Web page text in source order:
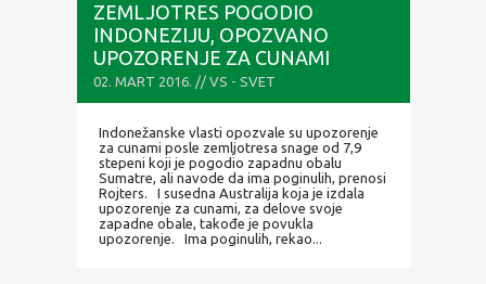
ZEMLJOTRES POGODIO
INDONEZIJU, OPOZVANO
UPOZORENJE ZA CUNAMI
02. MART 2016. // VS - SVET
Indonežanske vlasti opozvale su upozorenje
za cunami posle zemljotresa snage od 7,9
stepeni koji je pogodio zapadnu obalu
Sumatre, ali navode da ima poginulih, prenosi
Rojters. I susedna Australija koja je izdala
upozorenje za cunami, za delove svoje
zapadne obale, takođe je povukla
upozorenje. Ima poginulih, rekao...